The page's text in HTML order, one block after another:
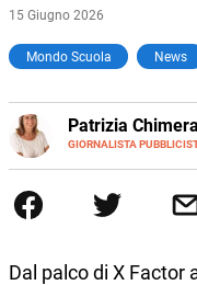
15 Giugno 2026
Mondo Scuola News
Patrizia Chimera
GIORNALISTA
E-
MAIL
LINKEDIN
comunicazione
Dal palco di X Factor